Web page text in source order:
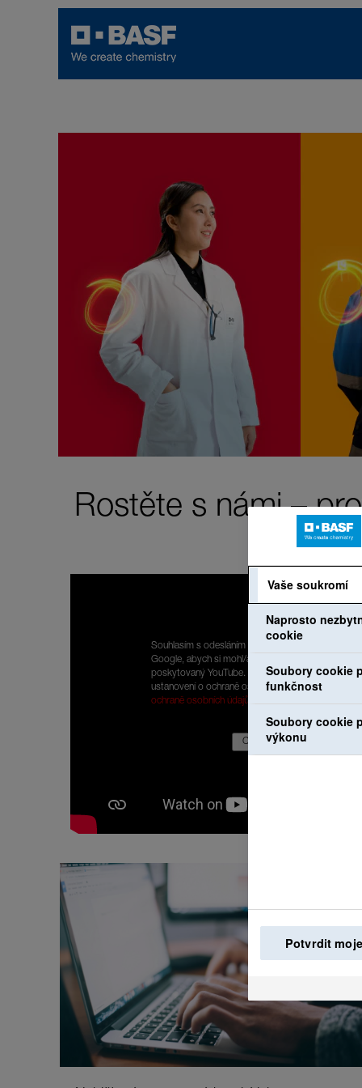
Rostěte s námi –
Souhlasím s odesláním mých osobních údajů do
Google, abych si mohl/a prohlížet obsah
poskytovaný YouTube. Přečetl/a jsem si
ustanovení o ochraně osobních údajů:Prohlášení o
ochraně osobních údajů
Vaše soukromí
Naprosto
cookie
Soubory cookie
funkčnost
Soubory cookie
výkonu
Potvrdit